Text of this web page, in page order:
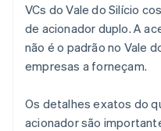
VCs do Vale do Silício
de acionador duplo. A
não é o padrão no Vale
empresas a forneçam.
Os detalhes exatos do
acionador são